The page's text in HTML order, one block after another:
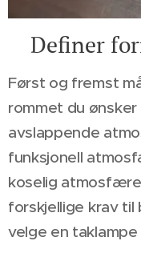
Definer
Først og fremst
rommet du
avslappende
funksjonell
koselig
forskjellige krav til
velge en